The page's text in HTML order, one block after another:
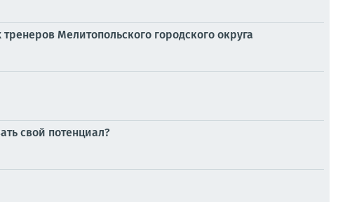
Мелитопольского городского округа
свой потенциал?